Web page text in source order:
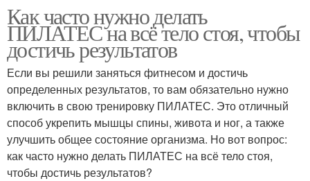
Как часто нужно делать
ПИЛАТЕС на всё тело стоя, чтобы
достичь результатов
Если вы решили заняться фитнесом и достичь
определенных результатов, то вам обязательно нужно
включить в свою тренировку ПИЛАТЕС. Это отличный
способ укрепить мышцы спины, живота и ног, а также
улучшить общее состояние организма. Но вот вопрос:
как часто нужно делать ПИЛАТЕС на всё тело стоя,
чтобы достичь результатов?